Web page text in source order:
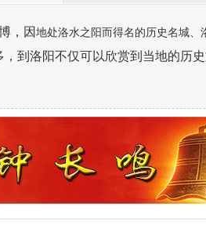
，因地处洛水之阳而得名的历史名城、
到洛阳不仅可以欣赏到当地的历